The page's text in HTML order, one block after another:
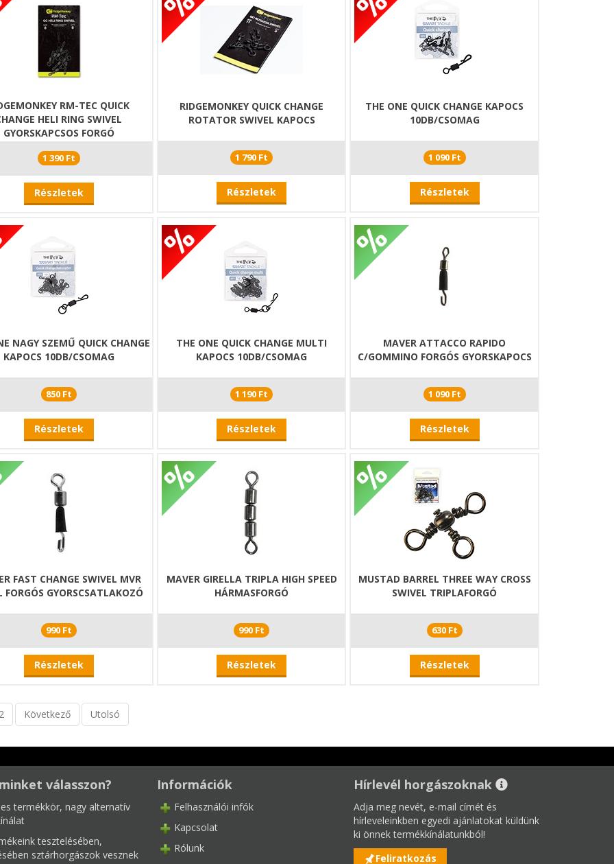
RM-TEC QUICK
HELI RING SWIVEL
GYORSKAPCSOS FORGÓ
1 390 Ft
Részletek
RIDGEMONKEY QUICK CHANGE
ROTATOR SWIVEL KAPOCS
1 790 Ft
Részletek
THE ONE QUICK CHANGE KAPOCS
10DB/CSOMAG
1 090 Ft
Részletek
NAGY SZEMŰ QUICK CHANGE
KAPOCS 10DB/CSOMAG
850 Ft
Részletek
THE ONE QUICK CHANGE MULTI
KAPOCS 10DB/CSOMAG
1 190 Ft
Részletek
MAVER ATTACCO RAPIDO
C/GOMMINO FORGÓS GYORSKAPOCS
1 090 Ft
Részletek
FAST CHANGE SWIVEL MVR
FORGÓS GYORSCSATLAKOZÓ
990 Ft
Részletek
MAVER GIRELLA TRIPLA HIGH SPEED
HÁRMASFORGÓ
990 Ft
Részletek
MUSTAD BARREL THREE WAY CROSS
SWIVEL TRIPLAFORGÓ
630 Ft
Részletek
Következő Utolsó
válasszon?
termékkör, nagy alternatív
tesztelésében,
sztárhorgászok vesznek
Információk
Felhasználói infók
Kapcsolat
Rólunk
Hírlevél horgászoknak
Adja meg nevét, e-mail címét és
hírleveleinkben egyedi ajánlatokat küldünk
ki önnek termékkínálatunkból!
Feliratkozás